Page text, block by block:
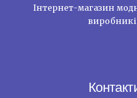
Інтернет-магазин